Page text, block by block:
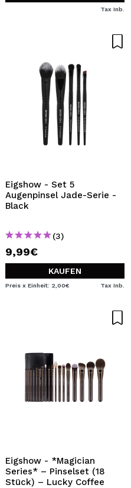
Tax Inb.
Eigshow - Set 5
Augenpinsel Jade-Serie -
Black
(3)
9,99€
KAUFEN
Preis x Einheit: 2,00€ Tax Inb.
Eigshow - *Magician
Series* – Pinselset (18
Stück) – Lucky Coffee